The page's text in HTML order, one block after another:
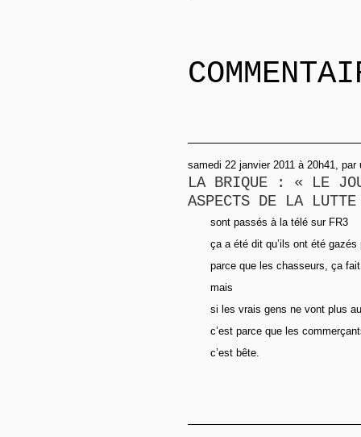
samedi 22 janvier 2011 à 20h41, par
LA BRIQUE : « LE
ASPECTS DE LA
sont passés à la télé sur FR3
ça a été dit qu’ils ont été
parce que les chasseurs, ça
mais
si les vrais gens ne vont plus
c’est parce que les
c’est bête.